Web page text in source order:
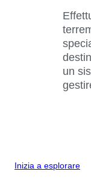
un
Inizia a esplorare